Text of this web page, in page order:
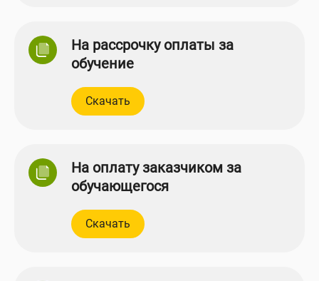
На рассрочку оплаты за
обучение
Скачать
На оплату заказчиком за
обучающегося
Скачать